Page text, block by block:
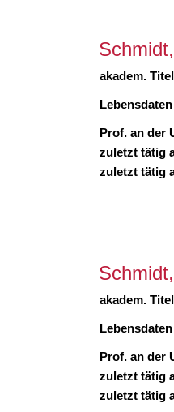
akadem. Titel
Lebensdaten
Prof. an der
zuletzt tätig
zuletzt tätig
akadem. Titel
Lebensdaten
Prof. an der
zuletzt tätig
zuletzt tätig